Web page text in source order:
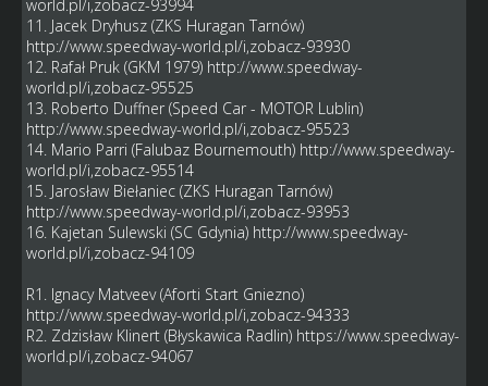
world.pl/i,zobacz-93994
11. Jacek Dryhusz (ZKS Huragan Tarnów)
http://www.speedway-world.pl/i,zobacz-93930
12. Rafał Pruk (GKM 1979) http://www.speedway-
world.pl/i,zobacz-95525
13. Roberto Duffner (Speed Car - MOTOR Lublin)
http://www.speedway-world.pl/i,zobacz-95523
14. Mario Parri (Falubaz Bournemouth) http://www.speedway-
world.pl/i,zobacz-95514
15. Jarosław Biełaniec (ZKS Huragan Tarnów)
http://www.speedway-world.pl/i,zobacz-93953
16. Kajetan Sulewski (SC Gdynia) http://www.speedway-
world.pl/i,zobacz-94109
R1. Ignacy Matveev (Aforti Start Gniezno)
http://www.speedway-world.pl/i,zobacz-94333
R2. Zdzisław Klinert (Błyskawica Radlin) https://www.speedway-
world.pl/i,zobacz-94067